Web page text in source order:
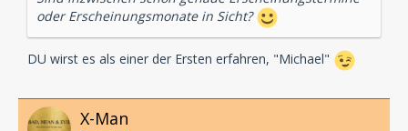
oder Erscheinungsmonate in Sicht?
DU wirst es als einer der Ersten erfahren, "Michael"
X-Man